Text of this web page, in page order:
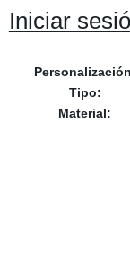
Iniciar
Tipo:
Material: